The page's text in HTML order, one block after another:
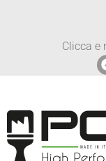
Clicca e